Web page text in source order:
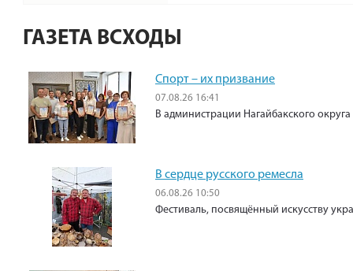
ГАЗЕТА ВСХОДЫ
Спорт – их призвание
07.08.26 16:41
В администрации Нагайбакского
В сердце русского ремесла
06.08.26 10:50
Фестиваль, посвящённый искусству